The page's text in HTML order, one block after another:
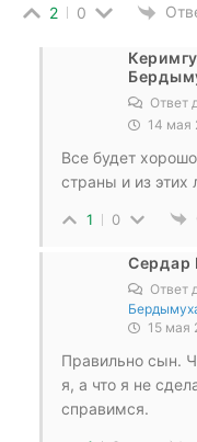
2 0
Ответ
14 мая
Все будет
страны и из этих
1 0
Сердар
Ответ
15 мая
Правильно сын.
я, а что я не
справимся.